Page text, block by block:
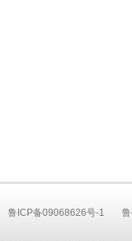
鲁ICP备09068626号-1